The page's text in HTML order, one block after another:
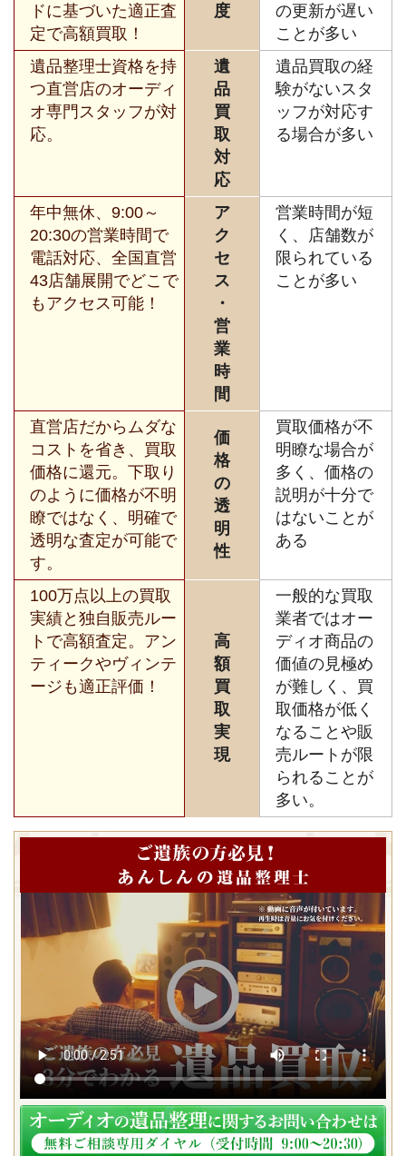
ドに基づいた適正査
定で高額買取！
度
の更新が遅い
ことが多い
遺品整理士資格を持
つ直営店のオーディ
オ専門スタッフが対
応。
遺
品
買
取
対
応
遺品買取の経
験がないスタ
ッフが対応す
る場合が多い
年中無休、9:00～
20:30の営業時間で
電話対応、全国直営
43店舗展開でどこで
もアクセス可能！
ア
ク
セ
ス
・
営
業
時
間
営業時間が短
く、店舗数が
限られている
ことが多い
直営店だからムダな
コストを省き、買取
価格に還元。下取り
のように価格が不明
瞭ではなく、明確で
透明な査定が可能で
す。
価
格
の
透
明
性
買取価格が不
明瞭な場合が
多く、価格の
説明が十分で
はないことが
ある
100万点以上の買取
実績と独自販売ルー
トで高額査定。アン
ティークやヴィンテ
ージも適正評価！
高
額
買
取
実
現
一般的な買取
業者ではオー
ディオ商品の
価値の見極め
が難しく、買
取価格が低く
なることや販
売ルートが限
られることが
多い。